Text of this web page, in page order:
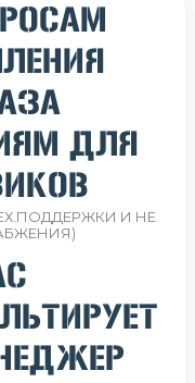
ДЛЯ
И НЕ